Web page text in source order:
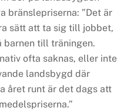
bränslepriserna: ”Det är
sätt att ta sig till jobbet,
barnen till träningen.
ofta saknas, eller inte
landsbygd där
året runt är det dags att